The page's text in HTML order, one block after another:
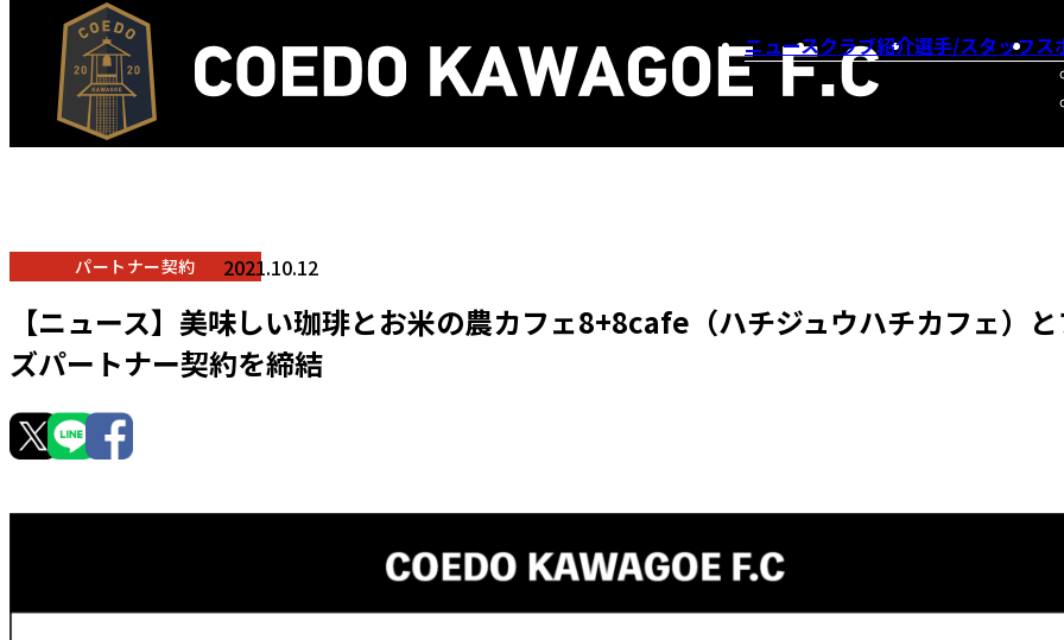
ニュースクラブ紹介選手/スタッフス
パートナー契約 2021.10.12
【ニュース】美味しい珈琲とお米の農カフェ8+8cafe（ハチジュウハチカフェ）
ズパートナー契約を締結